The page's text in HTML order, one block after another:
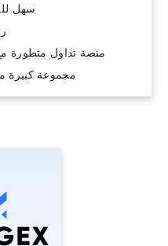
سهل
منصة تداول متطورة
مجموعة كبيرة